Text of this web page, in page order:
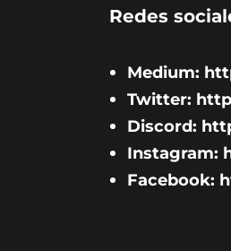
Redes
Medium:
Twitter:
Discord:
Instagram:
Facebook: